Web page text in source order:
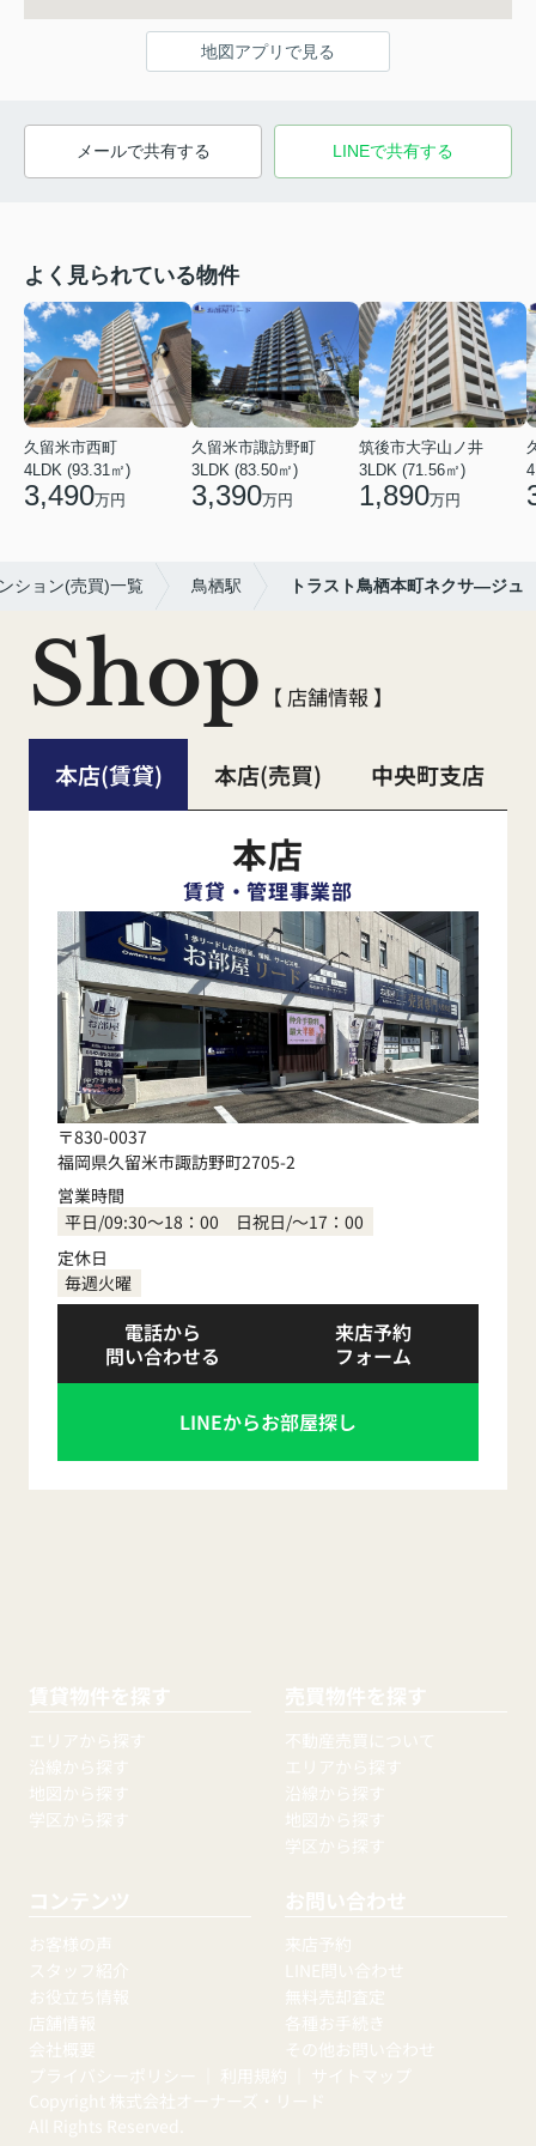
地図アプリで見る
メールで共有する LINEで共有する
よく見られている物件
久留米市西町
4LDK (93.31㎡)
3,490万円
久留米市諏訪野町
3LDK (83.50㎡)
3,390万円
筑後市大字山ノ井
3LDK (71.56㎡)
1,890万円
ション(売買)一覧 鳥栖駅 トラスト鳥栖本町ネクサ―ジュ
Shop 【 店舗情報 】
本店(賃貸) 本店(売買) 中央町支店
本店
賃貸・管理事業部
〒830-0037
福岡県久留米市諏訪野町2705-2
営業時間
平日/09:30～18：00 日祝日/～17：00
定休日
毎週火曜
電話から
問い合わせる
来店予約
フォーム
LINEからお部屋探し
賃貸物件を探す
エリアから探す
沿線から探す
地図から探す
学区から探す
売買物件を探す
不動産売買について
エリアから探す
沿線から探す
地図から探す
学区から探す
コンテンツ
お客様の声
スタッフ紹介
お役立ち情報
店舗情報
会社概要
お問い合わせ
来店予約
LINE問い合わせ
無料売却査定
各種お手続き
その他お問い合わせ
プライバシーポリシー
利用規約
サイトマップ
Copyright 株式会社オーナーズ・リード
All Rights Reserved.